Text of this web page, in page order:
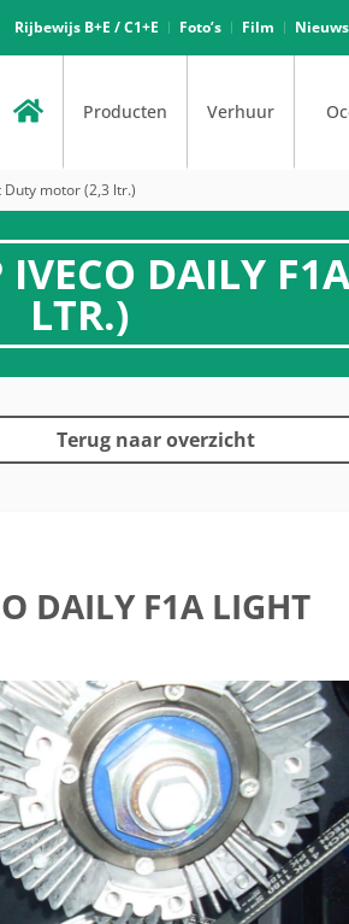
Rijbewijs B+E / C1+E Foto’s Film Nieuws
Producten Verhuur
Duty motor (2,3 ltr.)
DAILY
LTR.)
Terug naar overzicht
DAILY F1A LIGHT